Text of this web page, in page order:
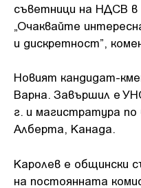
съветници на НДСВ в
„Очаквайте
и дискретност”,
Новият кандидат-
Варна. Завършил е
г. и магистратура по
Алберта, Канада.
Каролев е общински
на постоянната